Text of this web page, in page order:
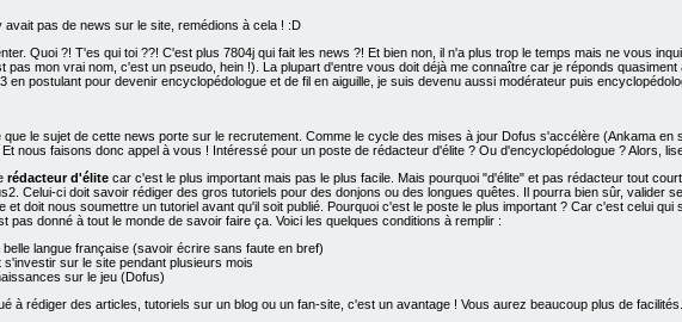
avait pas de news sur le site, remédions à cela ! :D
Quoi ?! T'es qui toi ??! C'est plus 7804j qui fait les news ?! Et bien non, il n'a plus trop le temps mais ne vous
pas mon vrai nom, c'est un pseudo, hein !). La plupart d'entre vous doit déjà me connaître car je réponds
en postulant pour devenir encyclopédologue et de fil en aiguille, je suis devenu aussi modérateur puis
le sujet de cette news porte sur le recrutement. Comme le cycle des mises à jour Dofus s'accélère (Ankama
nous faisons donc appel à vous ! Intéressé pour un poste de rédacteur d'élite ? Ou d'encyclopédologue ? Alors,
rédacteur d'élite car c'est le plus important mais pas le plus facile. Mais pourquoi "d'élite" et pas rédacteur tout
Celui-ci doit savoir rédiger des gros tutoriels pour des donjons ou des longues quêtes. Il pourra bien sûr, valider
et doit nous soumettre un tutoriel avant qu'il soit publié. Pourquoi c'est le poste le plus important ? Car c'est celui
pas donné à tout le monde de savoir faire ça. Voici les quelques conditions à remplir :
langue française (savoir écrire sans faute en bref)
s'investir sur le site pendant plusieurs mois
sur le jeu (Dofus)
à rédiger des articles, tutoriels sur un blog ou un fan-site, c'est un avantage ! Vous aurez beaucoup plus de facilités.